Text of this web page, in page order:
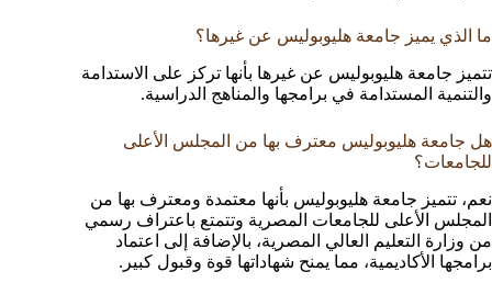
ما الذي يميز جامعة هليوبوليس عن غيرها؟
تتميز جامعة هليوبوليس عن غيرها بأنها تركز على الاستدامة
والتنمية المستدامة في برامجها والمناهج الدراسية.
هل جامعة هليوبوليس معترف بها من المجلس الأعلى
للجامعات؟
نعم، تتميز جامعة هليوبوليس بأنها معتمدة ومعترف بها من
المجلس الأعلى للجامعات المصرية وتتمتع باعتراف رسمي
من وزارة التعليم العالي المصرية، بالإضافة إلى اعتماد
برامجها الأكاديمية، مما يمنح شهاداتها قوة وقبول كبير.